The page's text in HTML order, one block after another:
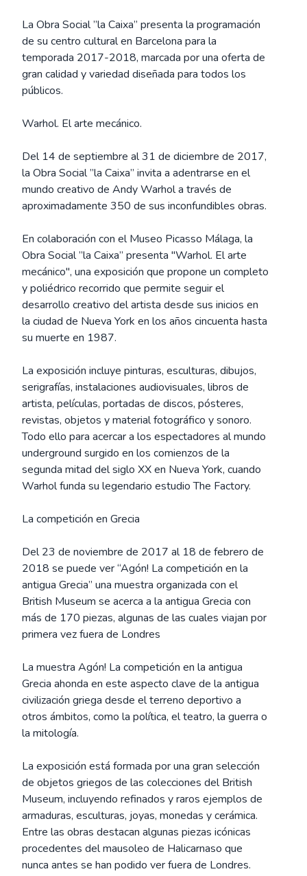
La Obra Social ”la Caixa” presenta la programación
de su centro cultural en Barcelona para la
temporada 2017-2018, marcada por una oferta de
gran calidad y variedad diseñada para todos los
públicos.
Warhol. El arte mecánico.
Del 14 de septiembre al 31 de diciembre de 2017,
la Obra Social ”la Caixa” invita a adentrarse en el
mundo creativo de Andy Warhol a través de
aproximadamente 350 de sus inconfundibles obras.
En colaboración con el Museo Picasso Málaga, la
Obra Social ”la Caixa” presenta "Warhol. El arte
mecánico", una exposición que propone un completo
y poliédrico recorrido que permite seguir el
desarrollo creativo del artista desde sus inicios en
la ciudad de Nueva York en los años cincuenta hasta
su muerte en 1987.
La exposición incluye pinturas, esculturas, dibujos,
serigrafías, instalaciones audiovisuales, libros de
artista, películas, portadas de discos, pósteres,
revistas, objetos y material fotográfico y sonoro.
Todo ello para acercar a los espectadores al mundo
underground surgido en los comienzos de la
segunda mitad del siglo XX en Nueva York, cuando
Warhol funda su legendario estudio The Factory.
La competición en Grecia
Del 23 de noviembre de 2017 al 18 de febrero de
2018 se puede ver “Agón! La competición en la
antigua Grecia” una muestra organizada con el
British Museum se acerca a la antigua Grecia con
más de 170 piezas, algunas de las cuales viajan por
primera vez fuera de Londres
La muestra Agón! La competición en la antigua
Grecia ahonda en este aspecto clave de la antigua
civilización griega desde el terreno deportivo a
otros ámbitos, como la política, el teatro, la guerra o
la mitología.
La exposición está formada por una gran selección
de objetos griegos de las colecciones del British
Museum, incluyendo refinados y raros ejemplos de
armaduras, esculturas, joyas, monedas y cerámica.
Entre las obras destacan algunas piezas icónicas
procedentes del mausoleo de Halicarnaso que
nunca antes se han podido ver fuera de Londres.